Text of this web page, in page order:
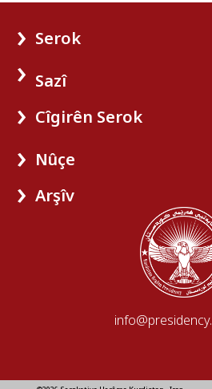
Serok
Sazî
Cîgirên Serok
Nûçe
Arşîv